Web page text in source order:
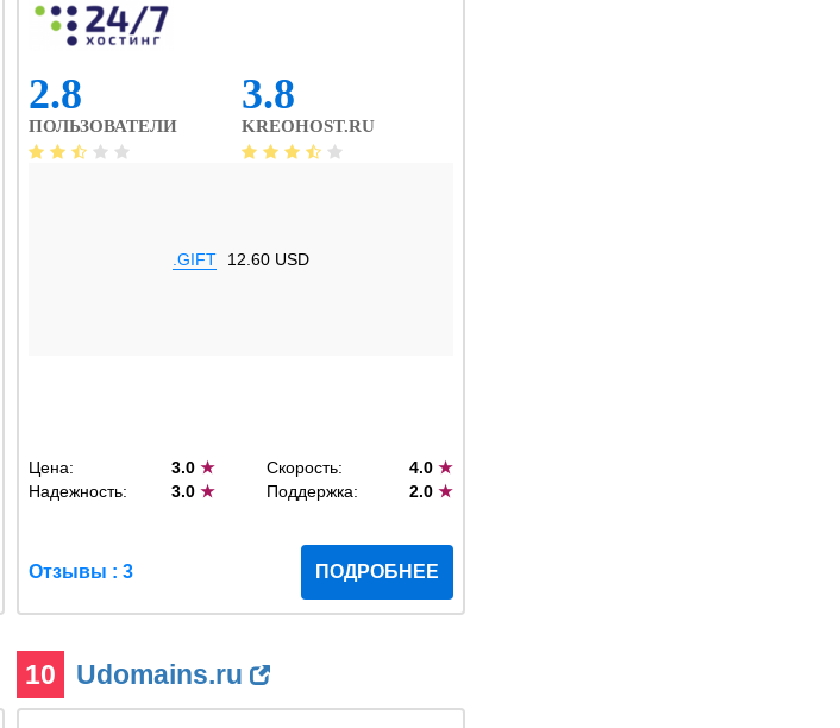
2.8
ПОЛЬЗОВАТЕЛИ
3.8
KREOHOST.RU
.GIFT 12.60 USD
Цена: 3.0★ Скорость: 4.0 ★
Надежность:
3.0★ Поддержка: 2.0 ★
Отзывы : 3 ПОДРОБНЕЕ
10 Udomains.ru